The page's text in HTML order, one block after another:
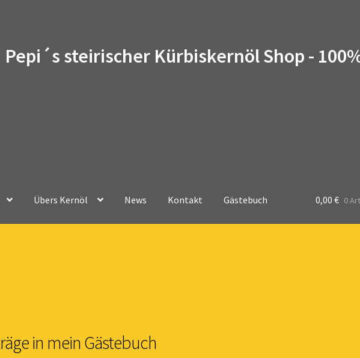
Pepi´s steirischer Kürbiskernöl Shop -
Übers Kernöl News Kontakt Gästebuch 0,00 € 0
in mein Gästebuch